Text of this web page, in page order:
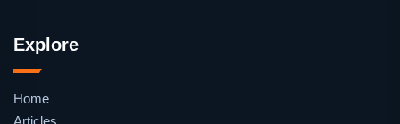
Explore
Home
Articles